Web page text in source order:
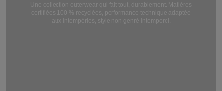
Une collection outerwear qui fait tout, durablement. Matières
certifiées 100 % recyclées, performance technique adaptée
aux intempéries, style non genré intemporel.